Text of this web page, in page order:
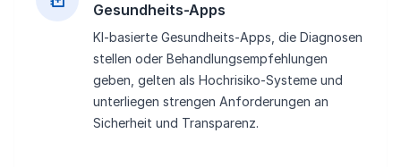
Gesundheits-Apps
KI-basierte Gesundheits-Apps, die Diagnosen
stellen oder Behandlungsempfehlungen
geben, gelten als Hochrisiko-Systeme und
unterliegen strengen Anforderungen an
Sicherheit und Transparenz.